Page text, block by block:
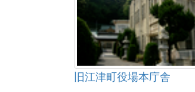
旧江津町役場本庁舎